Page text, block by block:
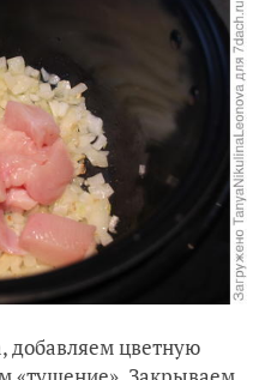
добавляем цветную